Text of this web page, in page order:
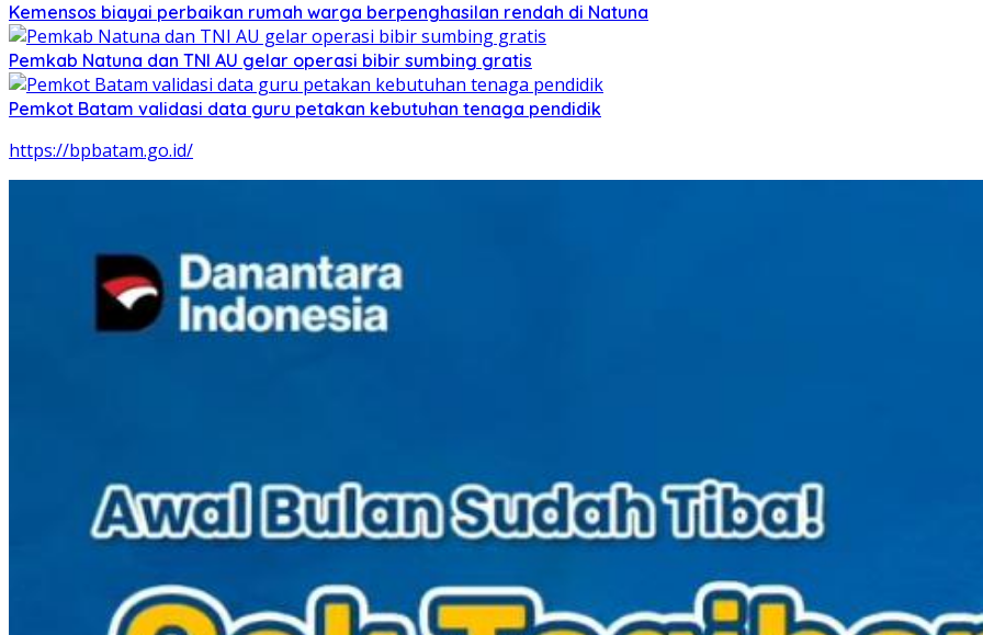
Kemensos biayai perbaikan rumah warga berpenghasilan rendah di Natuna
Pemkab Natuna dan TNI AU gelar operasi bibir sumbing gratis
Pemkot Batam validasi data guru petakan kebutuhan tenaga pendidik
https://bpbatam.go.id/